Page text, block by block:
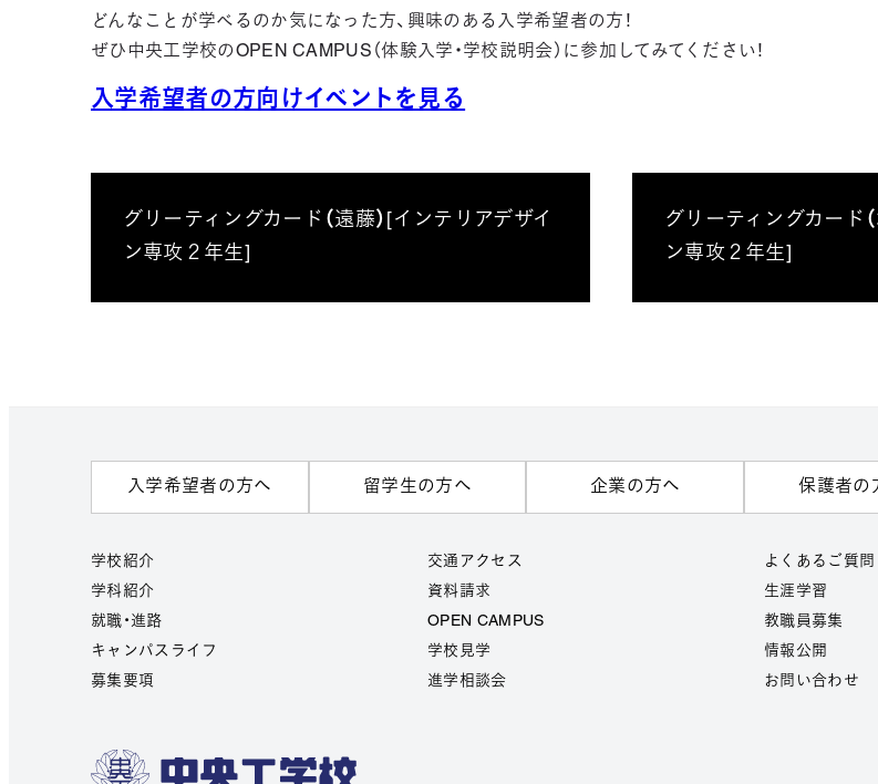
どんなことが学べるのか気になった方、興味のある入学希望者の方！
ぜひ中央工学校のOPEN CAMPUS（体験入学・学校説明会）に参加してみてください！
入学希望者の方向けイベントを見る
グリーティングカード（遠藤）[インテリアデザイ
ン専攻２年生]
グリーティングカード
ン専攻２年生]
入学希望者の方へ 留学生の方へ 企業の方へ 保護者の
学校紹介
学科紹介
就職・進路
キャンパスライフ
募集要項
交通アクセス
資料請求
OPEN CAMPUS
学校見学
進学相談会
よくあるご質問
生涯学習
教職員募集
情報公開
お問い合わせ